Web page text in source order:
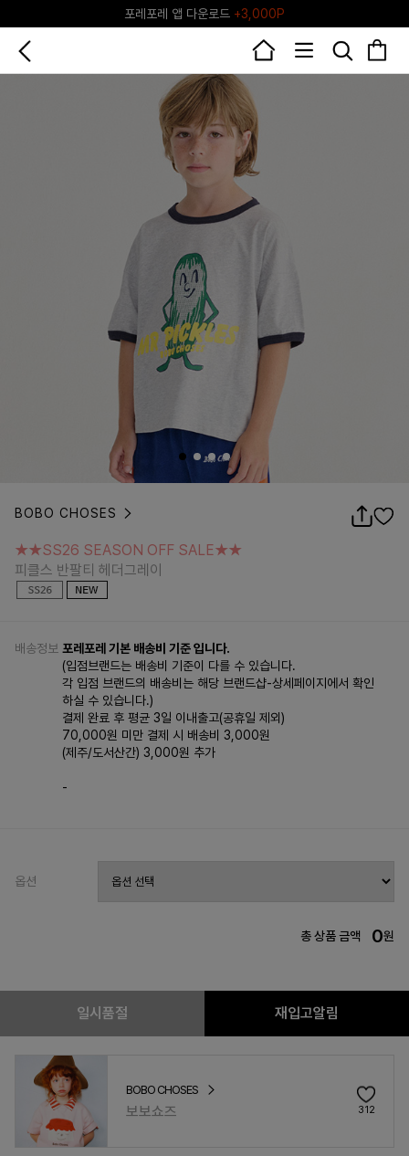
포레포레 앱 다운로드 +3,000P
♥그린포레♥ 포레포레 공식 리세일 마켓
BOBO CHOSES
피클스 반팔티 헤더그레이
★★SS26 SEASON OFF SALE★★
피클스 반팔티 헤더그레이
배송정보 포레포레 기본 배송비 기준 입니다.
(입점브랜드는 배송비 기준이 다를 수 있습니다.
각 입점 브랜드의 배송비는 해당 브랜드샵-상세페이지에서 확인
하실 수 있습니다.)
결제 완료 후 평균 3일 이내출고(공휴일 제외)
70,000원 미만 결제 시 배송비 3,000원
(제주/도서산간) 3,000원 추가
-
옵션
총 상품 금액 0원
일시품절 재입고알림
BOBO CHOSES
보보쇼즈 312